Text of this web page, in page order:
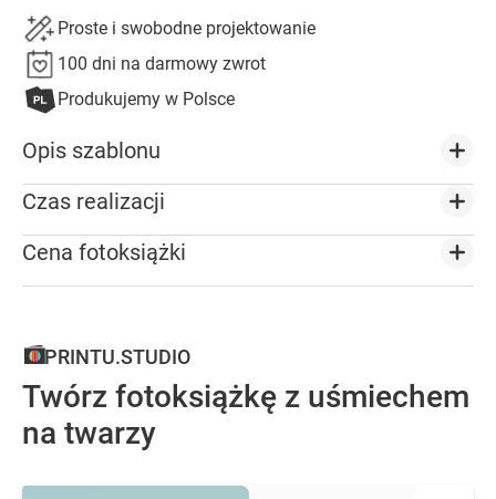
Proste i swobodne projektowanie
100 dni na darmowy zwrot
Produkujemy w Polsce
Opis szablonu
Czas realizacji
Cena fotoksiążki
PRINTU.STUDIO
Twórz fotoksiążkę z uśmiechem
na twarzy